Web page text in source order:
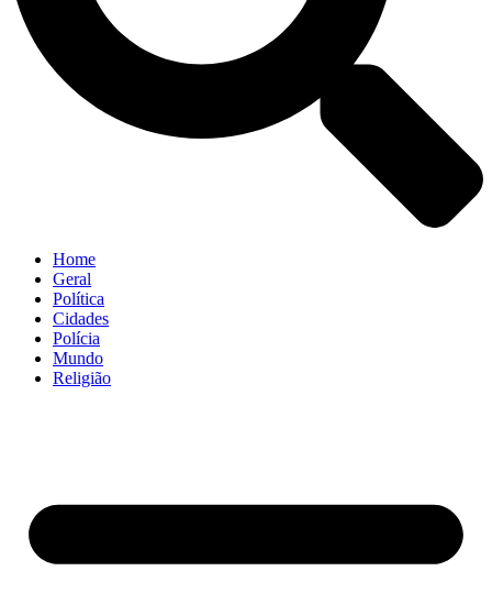
Home
Geral
Política
Cidades
Polícia
Mundo
Religião